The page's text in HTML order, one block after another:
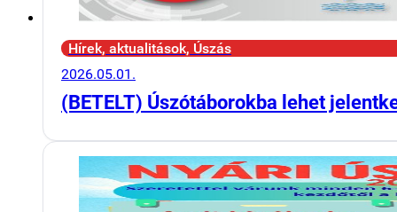
Hírek, aktualitások, Úszás
2026.05.01.
(BETELT) Úszótáborokba lehet